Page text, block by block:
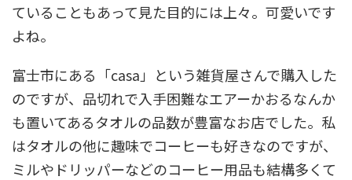
ていることもあって見た目的には上々。可愛いです
よね。
富士市にある「casa」という雑貨屋さんで購入した
のですが、品切れで入手困難なエアーかおるなんか
も置いてあるタオルの品数が豊富なお店でした。私
はタオルの他に趣味でコーヒーも好きなのですが、
ミルやドリッパーなどのコーヒー用品も結構多くて